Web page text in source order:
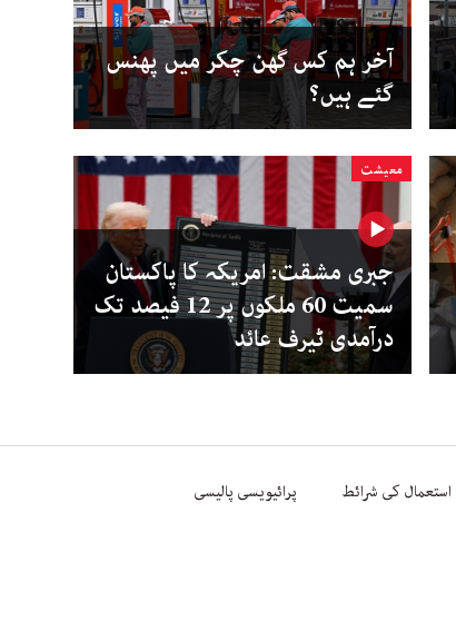
آخر ہم کس گھن چکر میں پھنس
گئے ہیں؟
معیشت
جبری مشقت: امریکہ کا پاکستان
سمیت 60 ملکوں پر 12 فیصد تک
درآمدی ٹیرف عائد
استعمال کی شرائط پرائیویسی پالیسی